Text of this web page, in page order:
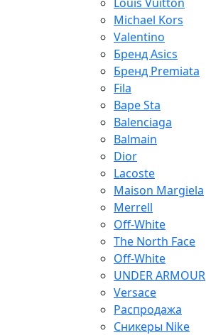
Michael Kors
Valentino
Бренд Asics
Бренд Premiata
Fila
Bape Sta
Balenciaga
Balmain
Dior
Lacoste
Maison Margiela
Merrell
Off-White
The North Face
Off-White
UNDER ARMOUR
Versace
Распродажа
Сникеры Nike